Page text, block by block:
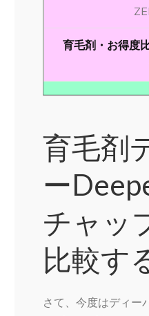
育毛剤・お得度
育毛剤
ー
チャッ
比較す
さて、今度はディー